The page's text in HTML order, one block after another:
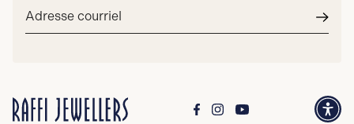
Adresse